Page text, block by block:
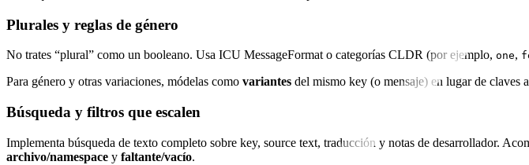
Plurales y reglas de género
No trates “plural” como un booleano. Usa ICU MessageFormat o categorías CLDR (por ejemplo, one,
Para género y otras variaciones, módelas como variantes del mismo key (o mensaje) en lugar de claves
Búsqueda y filtros que escalen
Implementa búsqueda de texto completo sobre key, source text, traducción y notas de desarrollador.
archivo/namespace y faltante/vacío.